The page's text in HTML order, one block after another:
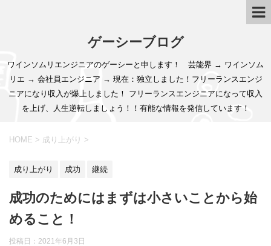
ゲーシーブログ
ワインソムリエンジニアのゲーシーと申します！ 芸能界 → ワインソム
リエ → 会社員エンジニア → 現在：独立しました！フリーランスエンジ
ニアになり収入が爆上しました！ フリーランスエンジニアになって収入
を上げ、人生逆転しましょう！！有能な情報を発信しています！
HOME > 成り上がり >
成り上がり 成功 継続
成功のためにはまずは小さいことから始
めること！
投稿日： 2021年6月3日